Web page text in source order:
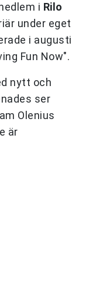
i Rilo
under eget
i augusti
Fun Now".
nytt och
ser
Olenius
är